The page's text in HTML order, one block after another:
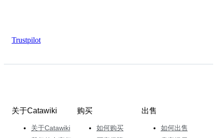
Trustpilot
关于Catawiki
关于Catawiki
购买
如何购买
出售
如何出售